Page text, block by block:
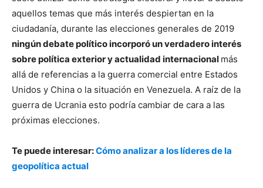
aquellos temas que más interés despiertan en la
ciudadanía, durante las elecciones generales de 2019
ningún debate político incorporó un verdadero interés
sobre política exterior y actualidad internacional más
allá de referencias a la guerra comercial entre Estados
Unidos y China o la situación en Venezuela. A raíz de la
guerra de Ucrania esto podría cambiar de cara a las
próximas elecciones.
Te puede interesar:Cómo analizar a los líderes de la
geopolítica actual